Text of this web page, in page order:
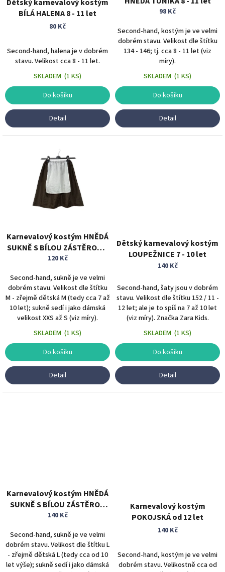
Dětský karnevalový kostým
BÍLÁ HALENA 8 - 11 let
80 Kč
Second-hand, halena je v dobrém
stavu. Velikost cca 8 - 11 let.
SKLADEM (1 KS)
Do košíku
Detail
98 Kč
Second-hand, kostým je ve velmi
dobrém stavu. Velikost dle štítku
134 - 146; tj. cca 8 - 11 let (viz
míry).
SKLADEM (1 KS)
Do košíku
Detail
Karnevalový kostým HNĚDÁ
SUKNĚ S BÍLOU ZÁSTĚROU 7
- 10 let
120 Kč
Second-hand, sukně je ve velmi
dobrém stavu. Velikost dle štítku
M - zřejmě dětská M (tedy cca 7 až
10 let); sukně sedí i jako dámská
velikost XXS až S (viz míry).
SKLADEM (1 KS)
Do košíku
Detail
Dětský karnevalový kostým
LOUPEŽNICE 7 - 10 let
140 Kč
Second-hand, šaty jsou v dobrém
stavu. Velikost dle štítku 152 / 11 -
12 let; ale je to spíš na 7 až 10 let
(viz míry). Značka Zara Kids.
SKLADEM (1 KS)
Do košíku
Detail
Karnevalový kostým HNĚDÁ
SUKNĚ S BÍLOU ZÁSTĚROU
vel. S/M
140 Kč
Second-hand, sukně je ve velmi
dobrém stavu. Velikost dle štítku L
- zřejmě dětská L (tedy cca od 10
let výše); sukně sedí i jako dámská
Karnevalový kostým
POKOJSKÁ od 12 let
140 Kč
Second-hand, kostým je ve velmi
dobrém stavu. Velikostně cca od